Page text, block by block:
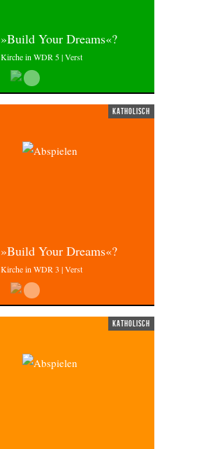
»Build Your Dreams«?
Kirche in WDR 5 | Verst
katholisch
»Build Your Dreams«?
Kirche in WDR 3 | Verst
katholisch